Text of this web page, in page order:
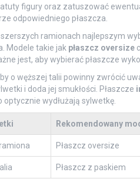
figury oraz zatuszować
odpowiedniego płaszcza.
szerszych ramionach najlepszym
Modele takie jak płaszcz oversize
jest, aby wybierać płaszcze
o węższej talii powinny zwrócić
i doda jej smukłości. Płaszcze
optycznie wydłużają sylwetkę.
Rekomendowany
Płaszcz oversize
Płaszcz z paskiem